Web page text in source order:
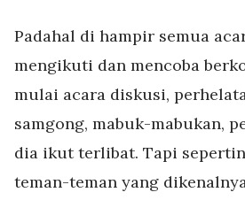
Padahal di hampir semua
mengikuti dan mencoba
mulai acara diskusi,
samgong, mabuk-mabukan,
dia ikut terlibat. Tapi
teman-teman yang